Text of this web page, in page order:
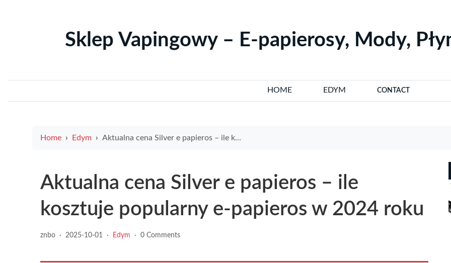
Sklep Vapingowy – E-papierosy, Mody,
HOME EDYM CONTACT
Home Edym Aktualna cena Silver e papieros – ile kosztuje popularny e-papieros w 2024 roku
Aktualna cena Silver e papieros – ile
kosztuje popularny e-papieros w 2024 roku
znbo · 2025-10-01 · Edym · 0 Comments